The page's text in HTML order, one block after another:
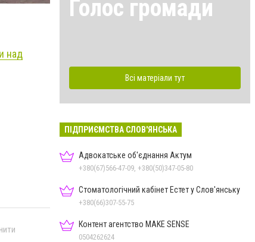
над
Голос громади
Всі матеріали тут
ПІДПРИЄМСТВА СЛОВ'ЯНСЬКА
Адвокатське об'єднання Актум
+380(67)566-47-09, +380(50)347-05-80
Стоматологічний кабінет Естет у Слов'янську
+380(66)307-55-75
Контент агентство MAKE SENSE
0504262624